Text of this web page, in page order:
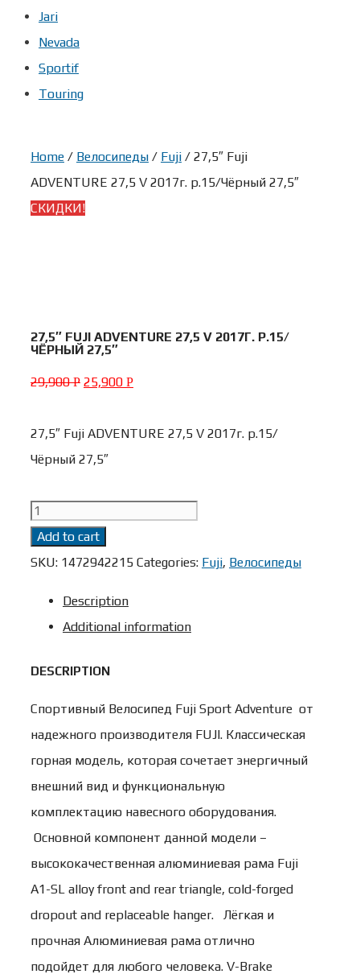
Jari
Nevada
Sportif
Touring
Home / Велосипеды / Fuji / 27,5″ Fuji
ADVENTURE 27,5 V 2017г. р.15/Чёрный 27,5″
СКИДКИ!
27,5″ FUJI ADVENTURE 27,5 V 2017Г. Р.15/
ЧЁРНЫЙ 27,5″
29,900Р 25,900 Р
27,5″ Fuji ADVENTURE 27,5 V 2017г. р.15/
Чёрный 27,5″
27,5"
Fuji
ADVENTURE
р.15/
27,5"
quantity
Add to cart
SKU: 1472942215 Categories: Fuji, Велосипеды
Description
Additional information
DESCRIPTION
Спортивный Велосипед Fuji Sport Adventure от
надежного производителя FUJI. Классическая
горная модель, которая сочетает энергичный
внешний вид и функциональную
комплектацию навесного оборудования.
Основной компонент данной модели –
высококачественная алюминиевая рама Fuji
A1-SL alloy front and rear triangle, cold-forged
dropout and replaceable hanger. Лёгкая и
прочная Алюминиевая рама отлично
подойдет для любого человека. V-Brake